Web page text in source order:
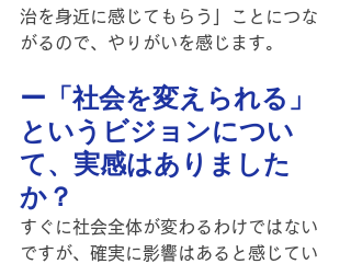
治を身近に感じてもらう」ことにつな
がるので、やりがいを感じます。
ー「社会を変えられる」
というビジョンについ
て、実感はありました
か？
すぐに社会全体が変わるわけではない
ですが、確実に影響はあると感じてい